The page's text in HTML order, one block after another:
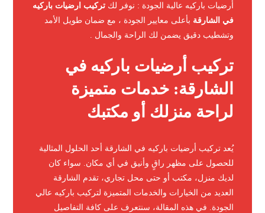
أرضيات باركيه عالية الجودة : نوفر لكتركيب ارضيات باركيه
في الشارقة بأعلى معايير الجودة ، مع ضمان طويل الأمد
وتشطيب دقيق يضمن لك الراحة والجمال .
تركيب أرضيات باركيه في
الشارقة: خدمات متميزة
لراحة منزلك أو مكتبك
يُعد تركيب أرضيات باركيه في الشارقة أحد الحلول المثالية
للحصول على مظهر راقٍ وأنيق في أي مكان. سواء كان
لديك منزل، مكتب أو حتى محل تجاري، تقدم الشارقة
العديد من الخيارات والخدمات المتميزة لتركيب باركيه عالي
الجودة. في هذه المقالة، سنتعرف على كافة التفاصيل